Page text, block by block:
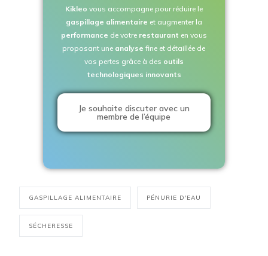
Kikleo vous accompagne pour réduire le
gaspillage alimentaire et augmenter la
performance de votre restaurant en vous
proposant une analyse fine et détaillée de
vos pertes grâce à des outils
technologiques innovants
Je souhaite discuter avec un
membre de l’équipe
GASPILLAGE ALIMENTAIRE PÉNURIE D'EAU
SÉCHERESSE